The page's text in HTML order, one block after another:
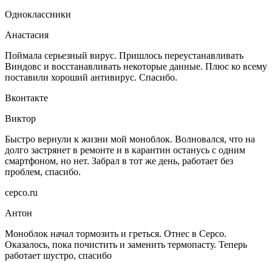
Одноклассники
Анастасия
Поймала серьезный вирус. Пришлось переустанавливать
Виндовс и восстанавливать некоторые данные. Плюс ко всему
поставили хороший антивирус. Спасибо.
Вконтакте
Виктор
Быстро вернули к жизни мой моноблок. Волновался, что на
долго застрянет в ремонте и в карантин останусь с одним
смартфоном, но нет. Забрал в тот же день, работает без
проблем, спасибо.
серсо.ru
Антон
Моноблок начал тормозить и греться. Отнес в Серсо.
Оказалось, пока почистить и заменить термопасту. Теперь
работает шустро, спасибо